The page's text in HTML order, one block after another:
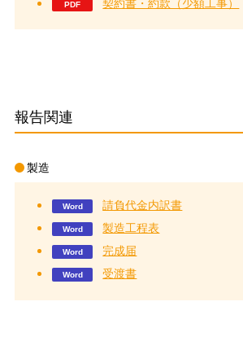
契約書・約款（少額工事）
報告関連
製造
請負代金内訳書
製造工程表
完成届
受渡書